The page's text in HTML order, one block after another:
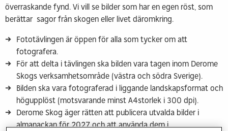
överraskande fynd. Vi vill se bilder som har en egen röst, som
berättar sagor från skogen eller livet däromkring.
Fototävlingen är öppen för alla som tycker om att
fotografera.
För att delta i tävlingen ska bilden vara tagen inom Derome
Skogs verksamhetsområde (västra och södra Sverige).
Bilden ska vara fotograferad i liggande landskapsformat och
högupplöst (motsvarande minst A4­storlek i 300 dpi).
Derome Skog äger rätten att publicera utvalda bilder i
almanackan för 2027 och att använda dem i